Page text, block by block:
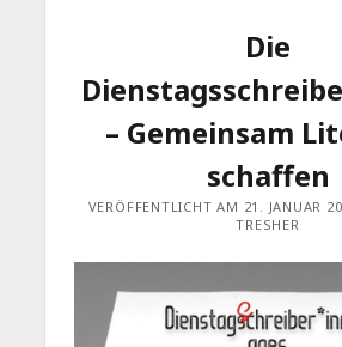
Die
– Gemeinsam
schaffen
VERÖFFENTLICHT AM 21. JANUAR
TRESHER